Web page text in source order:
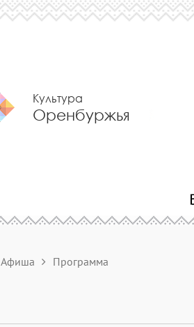
Культура
Оренбуржья
Афиша Программа